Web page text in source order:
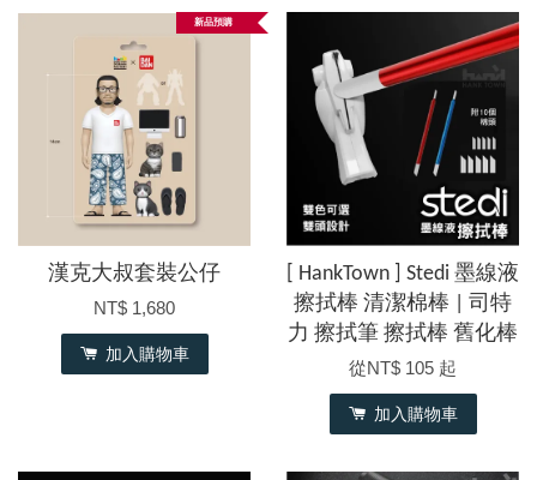
新品預購
漢克大叔套裝公仔
NT$ 1,680
加入購物車
[ HankTown ] Stedi 墨線液
擦拭棒 清潔棉棒 | 司特
力 擦拭筆 擦拭棒 舊化棒
從NT$ 105 起
加入購物車